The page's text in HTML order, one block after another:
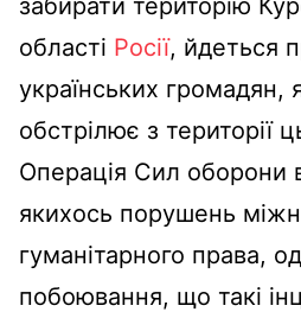
області Росії, йдеться
українських громадян,
обстрілює з території
Операція Сил оборони
якихось порушень
гуманітарного права,
побоювання, що такі